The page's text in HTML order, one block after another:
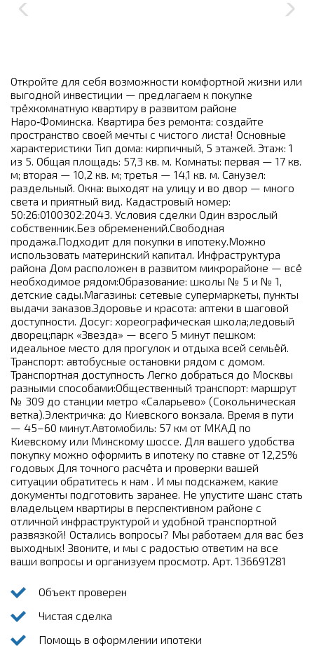
Откройте для себя возможности комфортной жизни или
выгодной инвестиции — предлагаем к покупке
трёхкомнатную квартиру в развитом районе
Наро‑Фоминска. Квартира без ремонта: создайте
пространство своей мечты с чистого листа! Основные
характеристики Тип дома: кирпичный, 5 этажей. Этаж: 1
из 5. Общая площадь: 57,3 кв. м. Комнаты: первая — 17 кв.
м; вторая — 10,2 кв. м; третья — 14,1 кв. м. Санузел:
раздельный. Окна: выходят на улицу и во двор — много
света и приятный вид. Кадастровый номер:
50:26:0100302:2043. Условия сделки Один взрослый
собственник.Без обременений.Свободная
продажа.Подходит для покупки в ипотеку.Можно
использовать материнский капитал. Инфраструктура
района Дом расположен в развитом микрорайоне — всё
необходимое рядом:Образование: школы № 5 и № 1,
детские сады.Магазины: сетевые супермаркеты, пункты
выдачи заказов.Здоровье и красота: аптеки в шаговой
доступности. Досуг: хореографическая школа;ледовый
дворец;парк «Звезда» — всего 5 минут пешком:
идеальное место для прогулок и отдыха всей семьёй.
Транспорт: автобусные остановки рядом с домом.
Транспортная доступность Легко добраться до Москвы
разными способами:Общественный транспорт: маршрут
№ 309 до станции метро «Саларьево» (Сокольническая
ветка).Электричка: до Киевского вокзала. Время в пути
— 45–60 минут.Автомобиль: 57 км от МКАД по
Киевскому или Минскому шоссе. Для вашего удобства
покупку можно оформить в ипотеку по ставке от 12,25%
годовых Для точного расчёта и проверки вашей
ситуации обратитесь к нам . И мы подскажем, какие
документы подготовить заранее. Не упустите шанс стать
владельцем квартиры в перспективном районе с
отличной инфраструктурой и удобной транспортной
развязкой! Остались вопросы? Мы работаем для вас без
выходных! Звоните, и мы с радостью ответим на все
ваши вопросы и организуем просмотр. Арт. 136691281
Объект проверен
Чистая сделка
Помощь в оформлении ипотеки